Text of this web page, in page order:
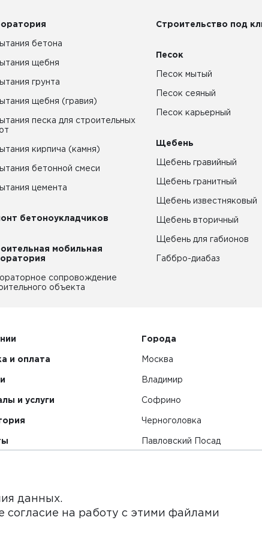
бетона
щебня
грунта
щебня (гравия)
песка для строительных
кирпича (камня)
бетонной смеси
цемента
бетоноукладчиков
мобильная
сопровождение
объекта
Строительство под
Песок
Песок мытый
Песок сеяный
Песок карьерный
Щебень
Щебень гравийный
Щебень гранитный
Щебень известняковый
Щебень вторичный
Щебень для габионов
Габбро-диабаз
и оплата
и услуги
Города
Москва
Владимир
Софрино
Черноголовка
Павловский Посад
сайт и его содержимое носит исключительно
данных.
согласие на работу с этими файлами